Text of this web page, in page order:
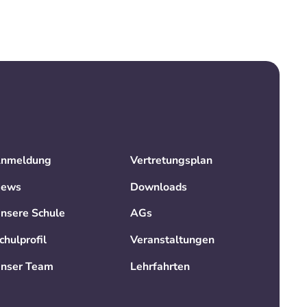
Schule
Team
Vertretungsplan
Downloads
AGs
Veranstaltungen
Lehrfahrten